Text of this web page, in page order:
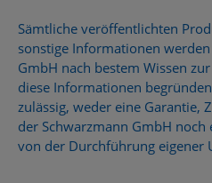
Sämtliche veröffentlichten
sonstige Informationen
GmbH nach bestem Wissen
diese Informationen
zulässig, weder eine Garantie,
der Schwarzmann GmbH
von der Durchführung eigener